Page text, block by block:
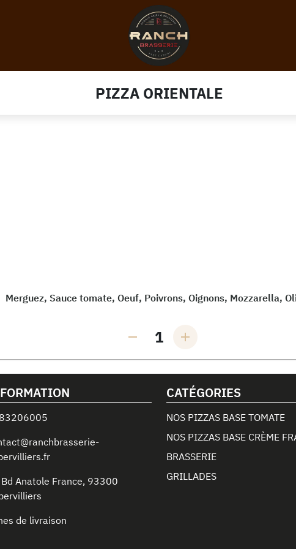
PIZZA ORIENTALE
Merguez, Sauce tomate, Oeuf, Poivrons, Oignons, Mozzarella,
1
Anatole France, 93300
de livraison
CATÉGORIES
NOS PIZZAS BASE TOMATE
NOS PIZZAS BASE CRÈME
BRASSERIE
GRILLADES